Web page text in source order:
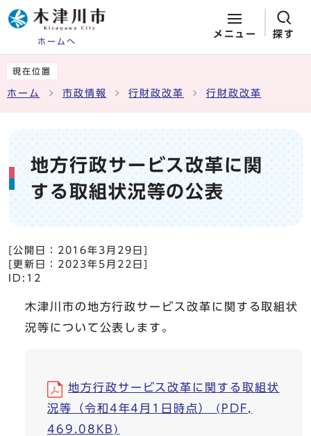
ホームへ
メニュー 探す
現在位置
ホーム 市政情報 行財政改革 行財政改革
地方行政サービス改革に関
する取組状況等の公表
[公開日： 2016年3月29日
[更新日： 2023年5月22日
ID:12
木津川市の地方行政サービス改革に関する取組状
況等について公表します。
地方行政サービス改革に関する取組状
況等（令和4年4月1日時点） (PDF,
469.08KB)